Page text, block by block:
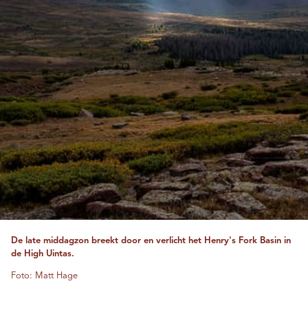
De late middagzon breekt door en verlicht het Henry's Fork Basin in
de High Uintas.
Foto: Matt Hage